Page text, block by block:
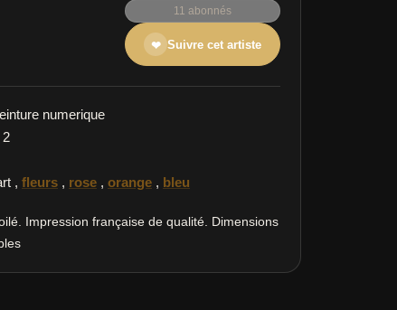
11 abonnés
❤ Suivre cet artiste
numerique
2
, fleurs , rose , orange , bleu
Impression française de qualité. Dimensions